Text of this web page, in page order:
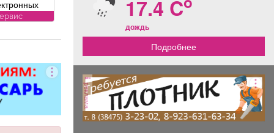
ворота (от
все
работ;
работы
скидка
17.4 C
дождь
Подробнее
реклама